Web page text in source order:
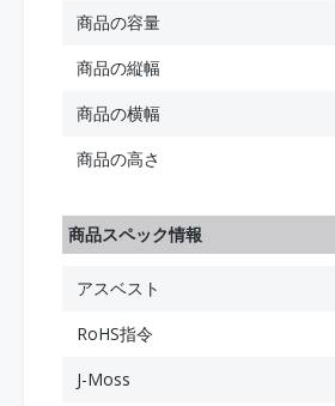
商品の容量
商品の縦幅
商品の横幅
商品の高さ
商品スペック情報
アスベスト
RoHS指令
J-Moss